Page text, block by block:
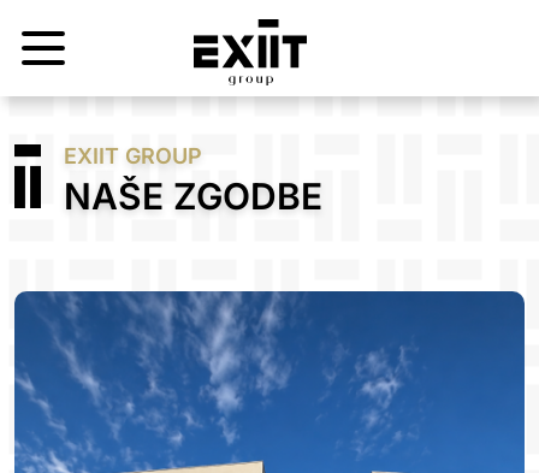
EXIIT GROUP
NAŠE ZGODBE